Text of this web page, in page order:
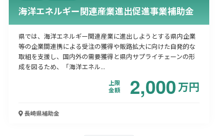
海洋エネルギー関連産業進出促進事業補助金
県では、海洋エネルギー関連産業に進出しようとする県内企業
等の企業間連携による受注の獲得や販路拡大に向けた自発的な
取組を支援し、国内外の需要獲得と県内サプライチェーンの形
成を図るため、「海洋エネル...
上限
金額
2,000万円
長崎県補助金